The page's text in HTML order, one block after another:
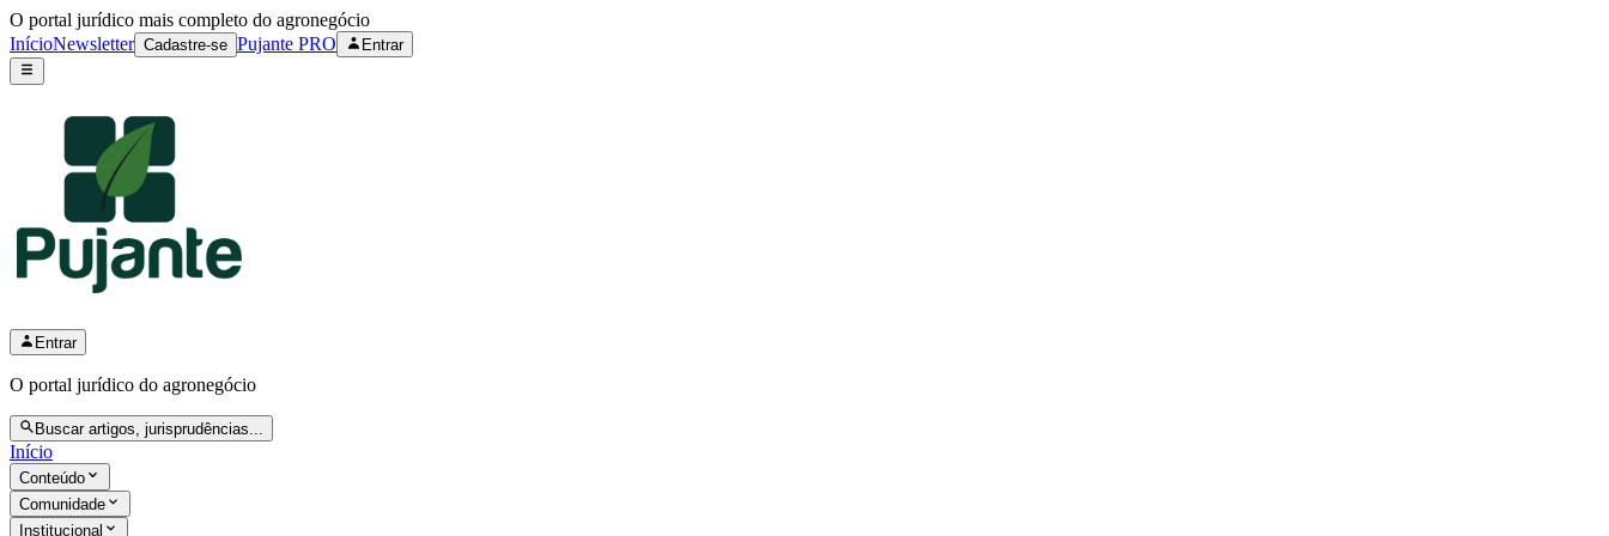
O portal jurídico mais completo do agronegócio
InícioNewsletter Cadastre-se Pujante PRO Entrar
Entrar
O portal jurídico do agronegócio
Buscar artigos, jurisprudências...
Início
Conteúdo
Comunidade
Institucional